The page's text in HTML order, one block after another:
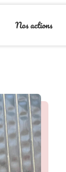
Nos actions